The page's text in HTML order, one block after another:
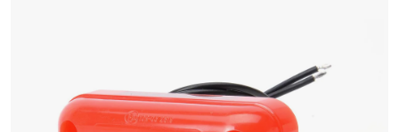
hvězdiček.